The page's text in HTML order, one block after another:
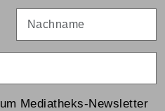
Mediatheks-Newsletter